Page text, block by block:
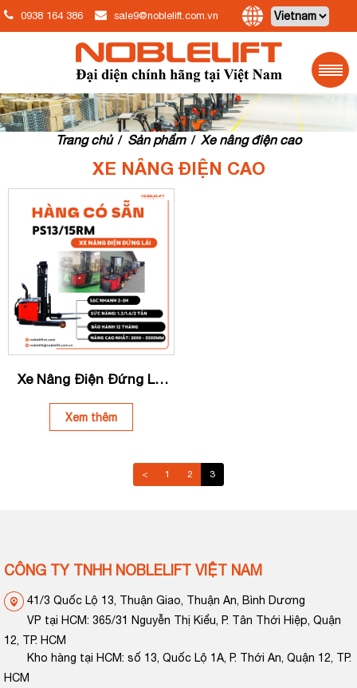
0938 164 386 sale9@noblelift.com.vn
Trang chủ / Sản phẩm / Xe nâng điện cao
XE NÂNG ĐIỆN CAO
Xe Nâng Điện Đứng Lái
Xem thêm
< 1 2 3
CÔNG TY TNHH NOBLELIFT VIỆT NAM
41/3 Quốc Lộ 13, Thuận Giao, Thuận An, Bình Dương
VP tại HCM: 365/31 Nguyễn Thị Kiểu, P. Tân Thới Hiệp, Quận
12, TP. HCM
Kho hàng tại HCM: số 13, Quốc Lộ 1A, P. Thới An, Quận 12, TP.
HCM